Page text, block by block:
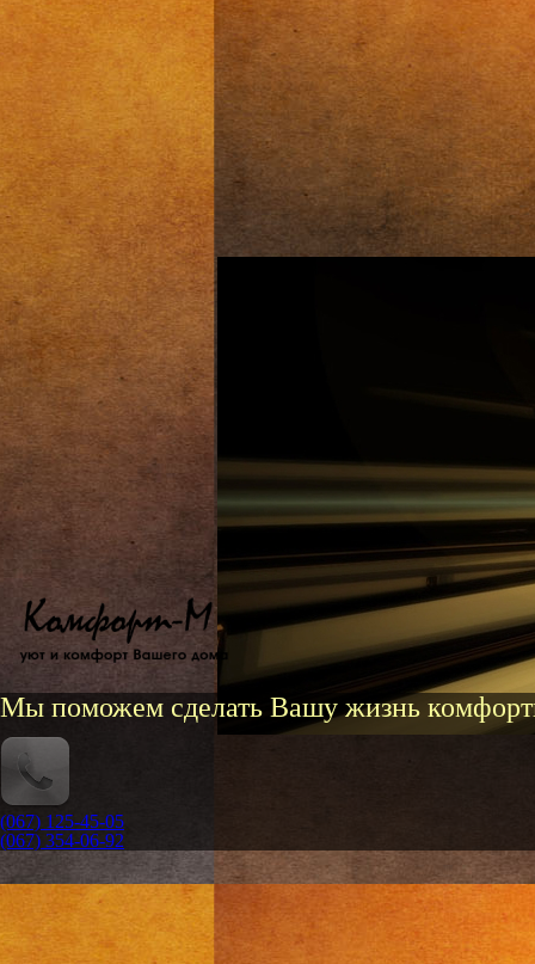
Мы поможем сделать Вашу жизнь
(067) 125-45-05
(067) 354-06-92